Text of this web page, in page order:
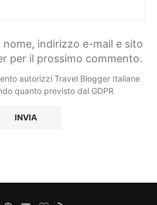
nome, indirizzo e-mail e sito
per il prossimo commento.
autorizzi Travel Blogger Italiane
quanto previsto dal GDPR